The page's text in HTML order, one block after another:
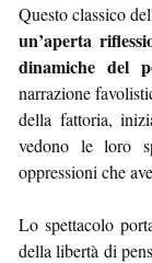
Questo classico
un’aperta
dinamiche del
narrazione
della fattoria,
vedono le loro
oppressioni che
Lo spettacolo
della libertà di